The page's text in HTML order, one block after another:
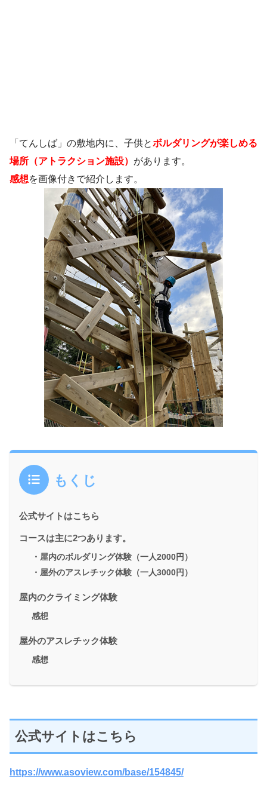
「てんしば」の敷地内に、子供とボルダリングが楽しめる
場所（アトラクション施設） があります。
感想を画像付きで紹介します。
もくじ
公式サイトはこちら
コースは主に2つあります。
・屋内のボルダリング体験（一人2000円）
・屋外のアスレチック体験（一人3000円）
屋内のクライミング体験
感想
屋外のアスレチック体験
感想
公式サイトはこちら
https://www.asoview.com/base/154845/